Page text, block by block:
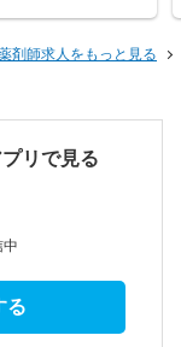
剤師求人をもっと見る
リで見る
る